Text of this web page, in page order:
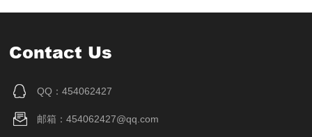
Contact Us
QQ：454062427
邮箱：454062427@qq.com